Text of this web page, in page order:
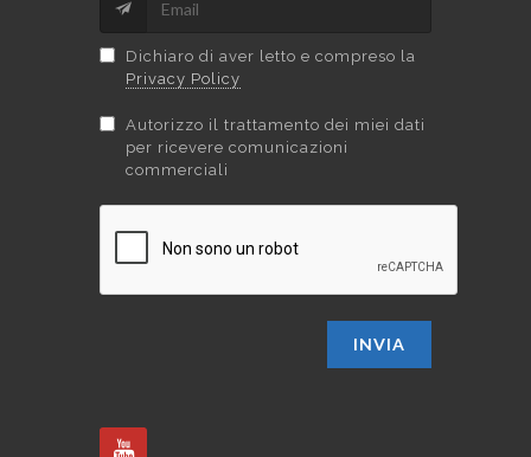
Dichiaro di aver letto e compreso la
Privacy Policy
Autorizzo il trattamento dei miei dati
per ricevere comunicazioni
commerciali
INVIA